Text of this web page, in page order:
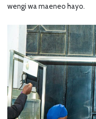
wengi wa maeneo hayo.